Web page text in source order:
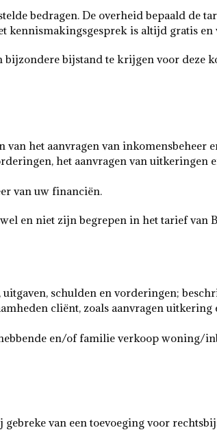
bedragen. De overheid bepaald de
kennismakingsgesprek is altijd gratis
bijstand te krijgen voor deze
het aanvragen van inkomensbeheer
het aanvragen van uitkeringen
van uw financiën.
en niet zijn begrepen in het tarief van
schulden en vorderingen;
cliënt, zoals aanvragen uitkering
en/of familie verkoop woning/
van een toevoeging voor